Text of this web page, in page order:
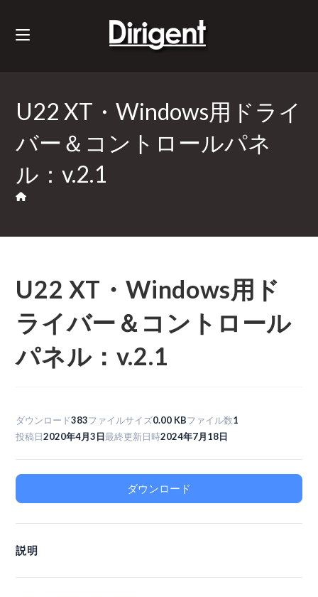
U22 XT・Windows用ドライ
バー＆コントロールパネ
ル：v.2.1
U22 XT・Windows用ド
ライバー＆コントロール
パネル：v.2.1
ダウンロード383ファイルサイズ0.00 KBファイル数1
投稿日2020年4月3日最終更新日時2024年7月18日
ダウンロード
説明